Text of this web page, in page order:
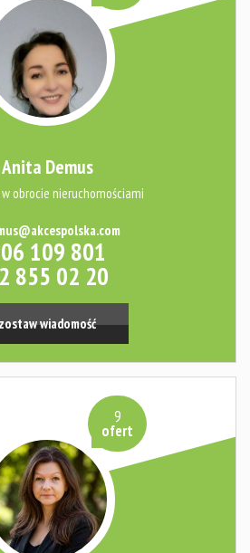
Anita Demus
obrocie nieruchomościami
109 801
855 02 20
wiadomość
9
ofert